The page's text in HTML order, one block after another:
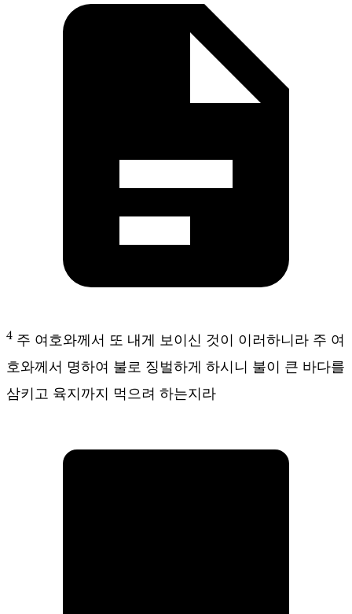
4 주 여호와께서 또 내게 보이신 것이 이러하니라 주 여
호와께서 명하여 불로 징벌하게 하시니 불이 큰 바다를
삼키고 육지까지 먹으려 하는지라